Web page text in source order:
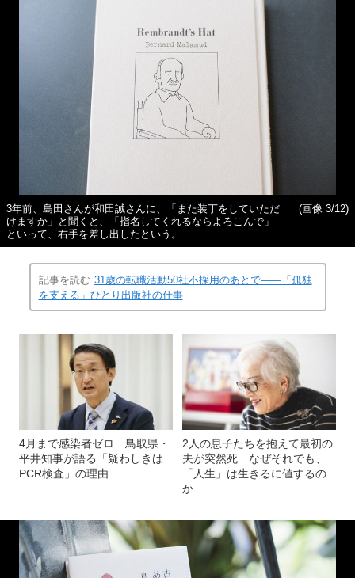
3年前、島田さんが和田誠さんに、「また装丁をしていただ
けますか」と聞くと、「指名してくれるならよろこんで」
といって、右手を差し出したという。
(画像 3/12)
記事を読む 31歳の転職活動50社不採用のあとで――「孤独
を支える」ひとり出版社の仕事
4月まで感染者ゼロ 鳥取県・
平井知事が語る「疑わしきは
PCR検査」の理由
2人の息子たちを抱えて最初の
夫が突然死 なぜそれでも、
「人生」は生きるに値するの
か